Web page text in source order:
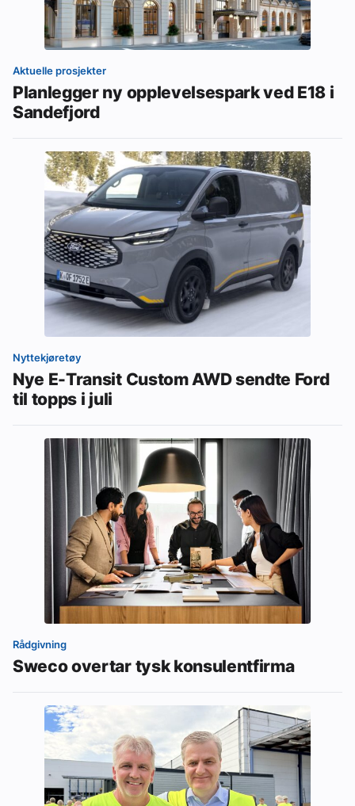
Aktuelle prosjekter
Planlegger ny opplevelsespark ved E18 i
Sandefjord
Nyttekjøretøy
Nye E-Transit Custom AWD sendte Ford
til topps i juli
Rådgivning
Sweco overtar tysk konsulentfirma